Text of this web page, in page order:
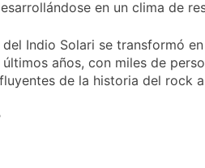
llover y llega una ola
cercanas a 1°C
2 Días Atrás
contra la Ley de
Propiedad Privada de
Milei
2 Días Atrás
Renunció el
en un clima de
Indio Solari se transformó
años, con miles de
de la historia del rock